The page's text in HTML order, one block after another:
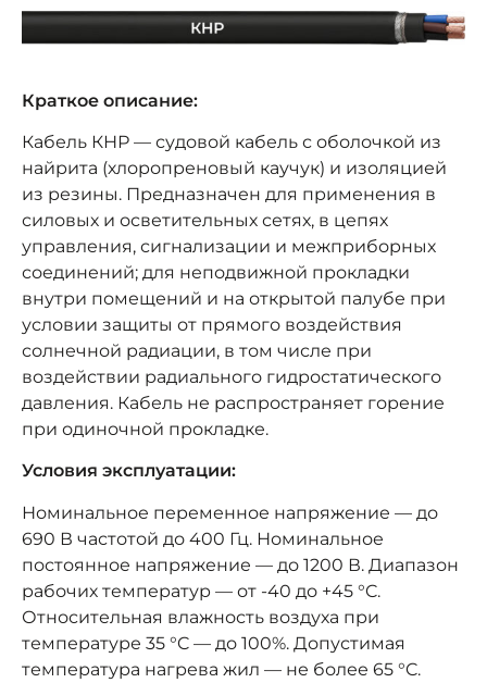
Краткое описание:
Кабель КНР — судовой кабель с оболочкой из
найрита (хлоропреновый каучук) и изоляцией
из резины. Предназначен для применения в
силовых и осветительных сетях, в цепях
управления, сигнализации и межприборных
соединений; для неподвижной прокладки
внутри помещений и на открытой палубе при
условии защиты от прямого воздействия
солнечной радиации, в том числе при
воздействии радиального гидростатического
давления. Кабель не распространяет горение
при одиночной прокладке.
Условия эксплуатации:
Номинальное переменное напряжение — до
690 В частотой до 400 Гц. Номинальное
постоянное напряжение — до 1200 В. Диапазон
рабочих температур — от -40 до +45 °C.
Относительная влажность воздуха при
температуре 35 °C — до 100%. Допустимая
температура нагрева жил — не более 65 °C.